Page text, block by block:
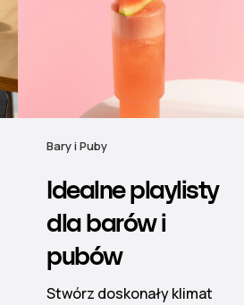
Restauracje
Odpowiednia
oprawa
muzyczna dla
restauracji